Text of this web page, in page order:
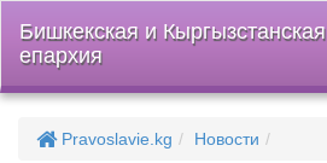
Бишкекская и Кыргызстанская
епархия
Pravoslavie.kg Новости